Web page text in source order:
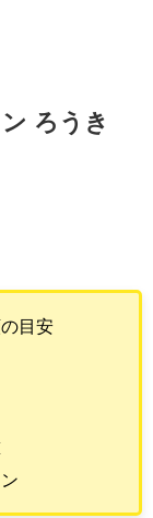
ろうき
目安